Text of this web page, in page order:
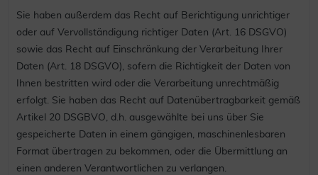
Sie haben außerdem das Recht auf Berichtigung unrichtiger
oder auf Vervollständigung richtiger Daten (Art. 16 DSGVO)
sowie das Recht auf Einschränkung der Verarbeitung Ihrer
Daten (Art. 18 DSGVO), sofern die Richtigkeit der Daten von
Ihnen bestritten wird oder die Verarbeitung unrechtmäßig
erfolgt. Sie haben das Recht auf Datenübertragbarkeit gemäß
Artikel 20 DSGBVO, d.h. ausgewählte bei uns über Sie
gespeicherte Daten in einem gängigen, maschinenlesbaren
Format übertragen zu bekommen, oder die Übermittlung an
einen anderen Verantwortlichen zu verlangen.